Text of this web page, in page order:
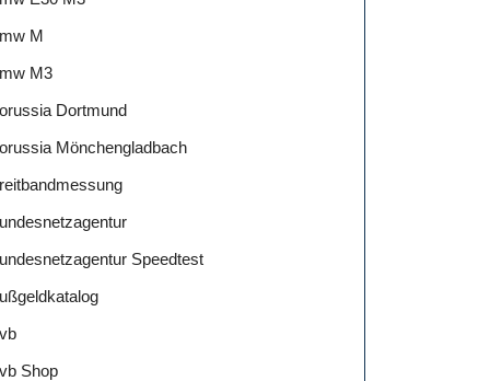
M
M3
Dortmund
Mönchengladbach
Speedtest
Shop